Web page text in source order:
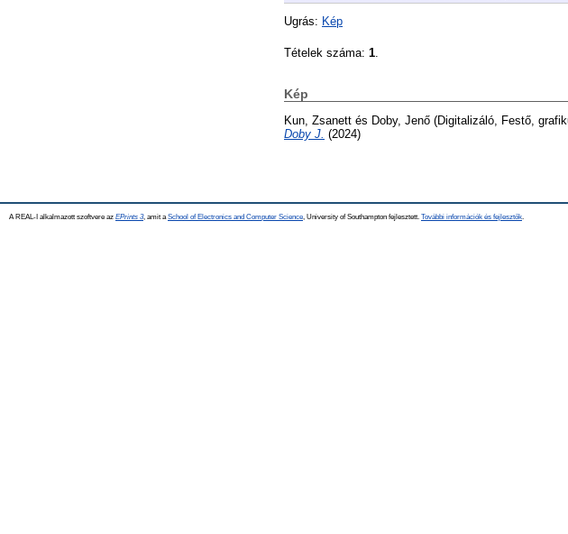
Ugrás: Kép
Tételek száma: 1
Kép
Kun, Zsanett és Doby, Jenő (Digitalizáló, Festő,
Doby J. (2024)
A REAL-I alkalmazott szoftvere az EPrints 3, amit a School of Electronics and Computer Science , University of Southampton fejlesztett. További információk és fejlesztők